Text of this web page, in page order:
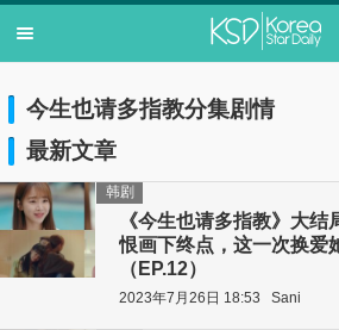
今生也请多指教分集剧情
最新文章
《今生也请多指教》大
恨画下终点，这一次换爱
（EP.12）
韩剧
2023年7月26日 18:53 Sani